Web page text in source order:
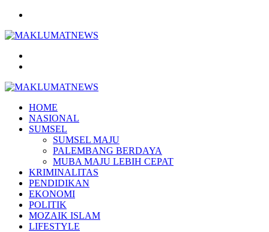
HOME
NASIONAL
SUMSEL
SUMSEL MAJU
PALEMBANG BERDAYA
MUBA MAJU LEBIH CEPAT
KRIMINALITAS
PENDIDIKAN
EKONOMI
POLITIK
MOZAIK ISLAM
LIFESTYLE